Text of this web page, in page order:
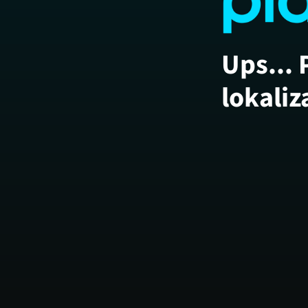
Ups...